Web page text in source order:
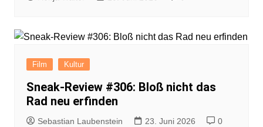
Film Kultur
Sneak-Review #306: Bloß nicht das
Rad neu erfinden
Sebastian Laubenstein 23. Juni 2026 0